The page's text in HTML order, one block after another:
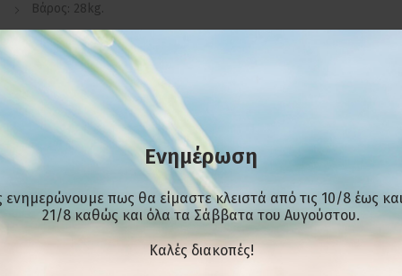
Βάρος: 28kg.
ΕΠΙΠΛΈΟΝ ΠΛΗΡΟΦΟΡΊΕΣ
ΣΧΕΤΙΚΆ ΠΡΟΪΌΝΤΑ
Ενημέρωση
ενημερώνουμε πως θα είμαστε κλειστά από τις 10/8 έως και
21/8 καθώς και όλα τα Σάββατα του Αυγούστου.
Kαλές διακοπές!